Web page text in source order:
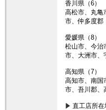
香川県（6）
高松市、丸亀
市、仲多度郡
愛媛県（8）
松山市、今治
市、大洲市、
高知県（7）
高知市、南国
市、吾川郡、
直工店所在